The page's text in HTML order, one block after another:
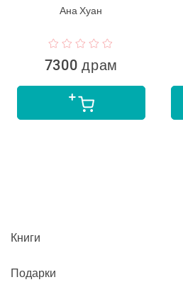
Ана Хуан
7300 драм
Книги
Подарки